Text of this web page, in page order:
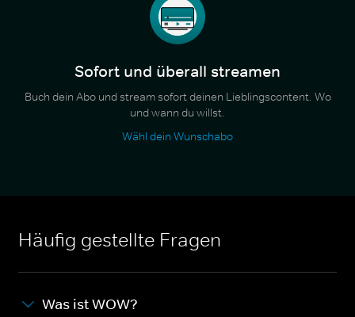
Sofort und überall streamen
Buch dein Abo und stream sofort deinen Lieblingscontent. Wo
und wann du willst.
Wähl dein Wunschabo
Häufig gestellte Fragen
Was ist WOW?